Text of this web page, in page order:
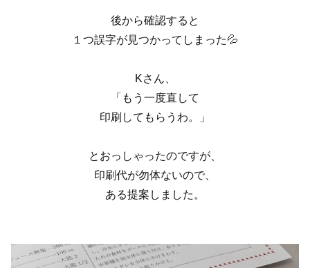
後から確認すると
１つ誤字が見つかってしまった💦
Kさん、
「もう一度直して
印刷してもらうわ。」
とおっしゃったのですが、
印刷代が勿体ないので、
ある提案しました。